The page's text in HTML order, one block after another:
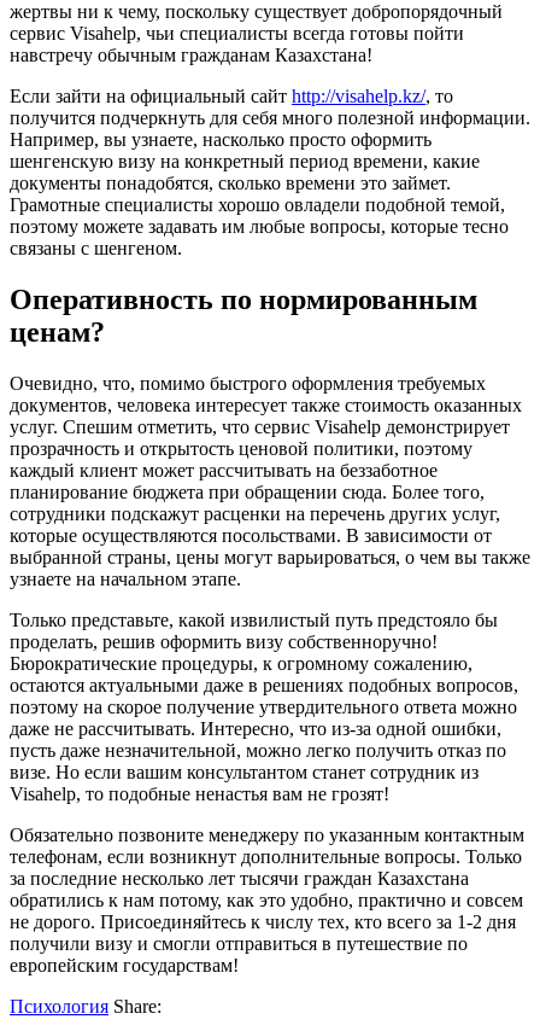
жертвы ни к чему, поскольку существует добропорядочный
сервис Visahelp, чьи специалисты всегда готовы пойти
навстречу обычным гражданам Казахстана!
Если зайти на официальный сайт http://visahelp.kz/, то
получится подчеркнуть для себя много полезной информации.
Например, вы узнаете, насколько просто оформить
шенгенскую визу на конкретный период времени, какие
документы понадобятся, сколько времени это займет.
Грамотные специалисты хорошо овладели подобной темой,
поэтому можете задавать им любые вопросы, которые тесно
связаны с шенгеном.
Оперативность по нормированным
ценам?
Очевидно, что, помимо быстрого оформления требуемых
документов, человека интересует также стоимость оказанных
услуг. Спешим отметить, что сервис Visahelp демонстрирует
прозрачность и открытость ценовой политики, поэтому
каждый клиент может рассчитывать на беззаботное
планирование бюджета при обращении сюда. Более того,
сотрудники подскажут расценки на перечень других услуг,
которые осуществляются посольствами. В зависимости от
выбранной страны, цены могут варьироваться, о чем вы также
узнаете на начальном этапе.
Только представьте, какой извилистый путь предстояло бы
проделать, решив оформить визу собственноручно!
Бюрократические процедуры, к огромному сожалению,
остаются актуальными даже в решениях подобных вопросов,
поэтому на скорое получение утвердительного ответа можно
даже не рассчитывать. Интересно, что из-за одной ошибки,
пусть даже незначительной, можно легко получить отказ по
визе. Но если вашим консультантом станет сотрудник из
Visahelp, то подобные ненастья вам не грозят!
Обязательно позвоните менеджеру по указанным контактным
телефонам, если возникнут дополнительные вопросы. Только
за последние несколько лет тысячи граждан Казахстана
обратились к нам потому, как это удобно, практично и совсем
не дорого. Присоединяйтесь к числу тех, кто всего за 1-2 дня
получили визу и смогли отправиться в путешествие по
европейским государствам!
Психология Share: